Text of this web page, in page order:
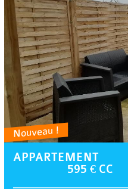
Nouveau !
APPARTEMENT
595 € CC